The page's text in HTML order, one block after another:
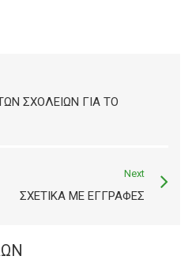
ΣΧΟΛΕΊΩΝ ΓΙΑ ΤΟ
Next
ΣΧΕΤΙΚΑ ΜΕ ΕΓΓΡΑΦΕΣ